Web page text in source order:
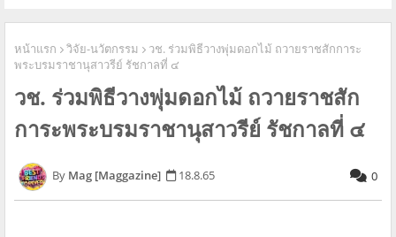
หน้าแรก วิจัย-นวัตกรรม
วช. ร่วมพิธีวางพุ่มดอกไม้ ถวายราชสักการะ
พระบรมราชานุสาวรีย์ รัชกาลที่ ๔
วช. ร่วมพิธีวางพุ่มดอกไม้ ถวายราชสัก
การะพระบรมราชานุสาวรีย์ รัชกาลที่ ๔
Mag [Maggazine] 18.8.65 0